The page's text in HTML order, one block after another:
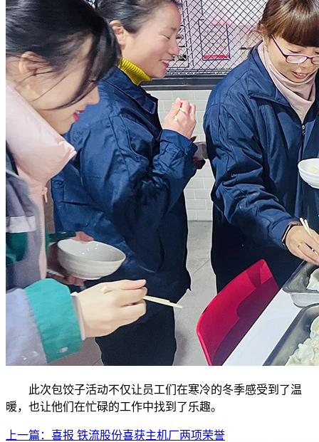
此次包饺子活动不仅让员工们在寒冷的冬季感受到了温
暖，也让他们在忙碌的工作中找到了乐趣。
上一篇：喜报 铁流股份喜获主机厂两项荣誉